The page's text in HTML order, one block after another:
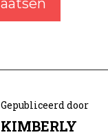
Gepubliceerd door
KIMBERLY